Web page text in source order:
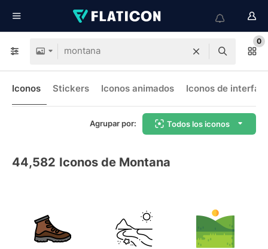
0
Iconos Stickers Iconos animados Iconos de interfaz
Agrupar por: Todos los iconos
44,582 Iconos de Montana